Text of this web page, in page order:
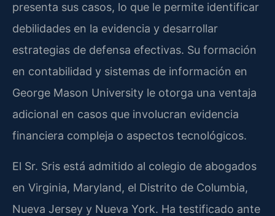
presenta sus casos, lo que le permite identificar
debilidades en la evidencia y desarrollar
estrategias de defensa efectivas. Su formación
en contabilidad y sistemas de información en
George Mason University le otorga una ventaja
adicional en casos que involucran evidencia
financiera compleja o aspectos tecnológicos.
El Sr. Sris está admitido al colegio de abogados
en Virginia, Maryland, el Distrito de Columbia,
Nueva Jersey y Nueva York. Ha testificado ante